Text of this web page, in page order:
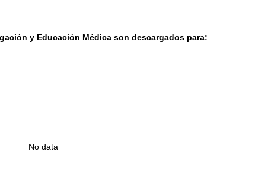
Los artículos de Revista Investigación y Educación Médica son descargados para:
No data